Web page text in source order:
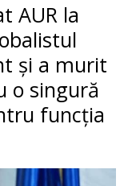
AUR la
și a murit
o singură
funcția